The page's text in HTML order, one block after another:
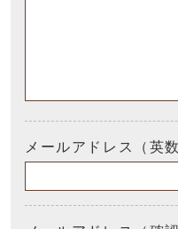
メールアドレス（英